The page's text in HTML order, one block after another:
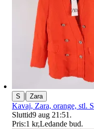
S | Zara
Kavaj, Zara, orange, stl. S
Sluttid9 aug 21:51 .
Pris:1 kr,Ledande bud.